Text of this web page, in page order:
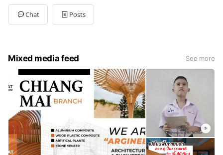
Chat Posts
Mixed media feed See more